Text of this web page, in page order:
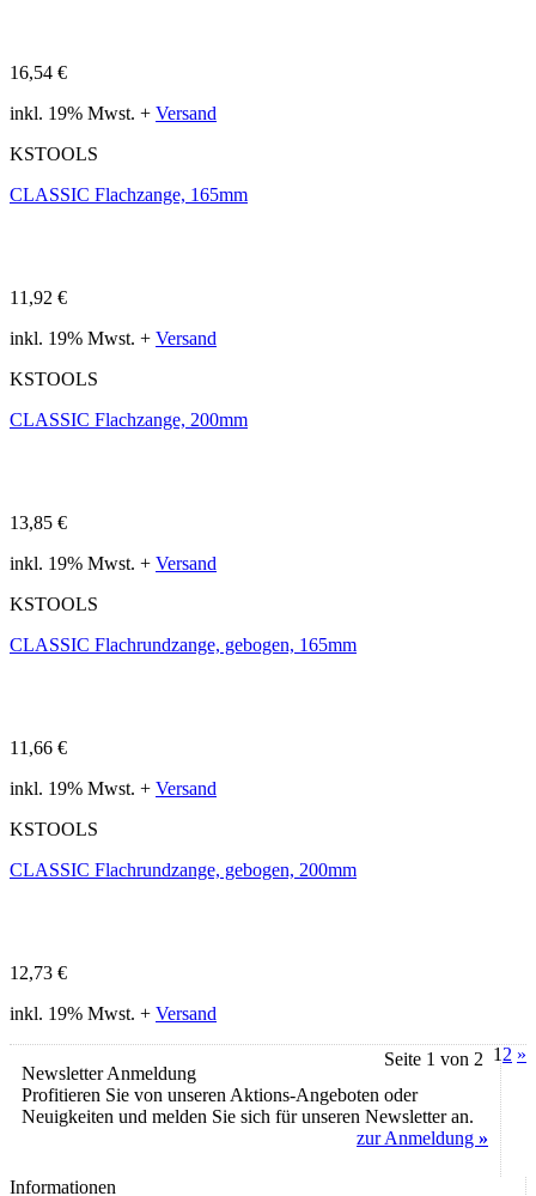
16,54 €
inkl. 19% Mwst. + Versand
KSTOOLS
CLASSIC Flachzange, 165mm
11,92 €
inkl. 19% Mwst. + Versand
KSTOOLS
CLASSIC Flachzange, 200mm
13,85 €
inkl. 19% Mwst. + Versand
KSTOOLS
CLASSIC Flachrundzange, gebogen, 165mm
11,66 €
inkl. 19% Mwst. + Versand
KSTOOLS
CLASSIC Flachrundzange, gebogen, 200mm
12,73 €
inkl. 19% Mwst. + Versand
Seite 1 von 2 1 2 »
Newsletter Anmeldung
Profitieren Sie von unseren Aktions-Angeboten oder
Neuigkeiten und melden Sie sich für unseren Newsletter an.
zur Anmeldung »
Informationen